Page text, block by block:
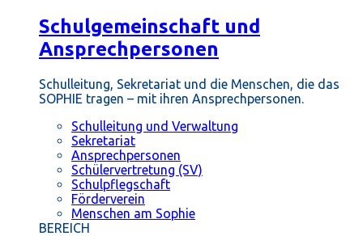
Schulgemeinschaft und
Ansprechpersonen
Schulleitung, Sekretariat und die Menschen, die das
SOPHIE tragen – mit ihren Ansprechpersonen.
Schulleitung und Verwaltung
Sekretariat
Ansprechpersonen
Schülervertretung (SV)
Schulpflegschaft
Förderverein
Menschen am Sophie
BEREICH